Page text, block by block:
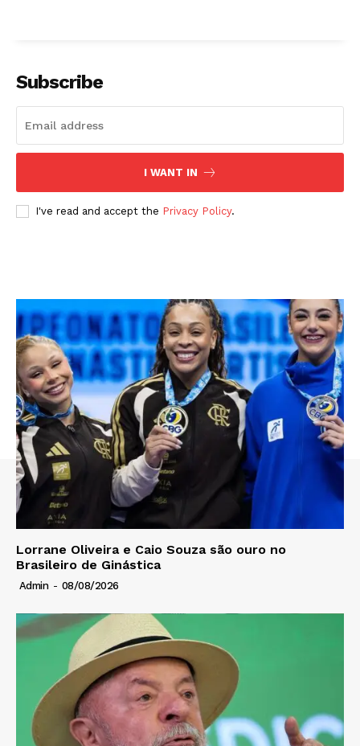
Subscribe
I WANT IN
I've read and accept the Privacy Policy.
Lorrane Oliveira e Caio Souza são ouro no
Brasileiro de Ginástica
Admin - 08/08/2026